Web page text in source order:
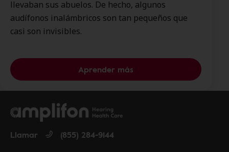
llevaban sus abuelos. De hecho, algunos
audífonos inalámbricos son tan pequeños que
casi son invisibles.
Aprender más
Llamar (855) 284-9144